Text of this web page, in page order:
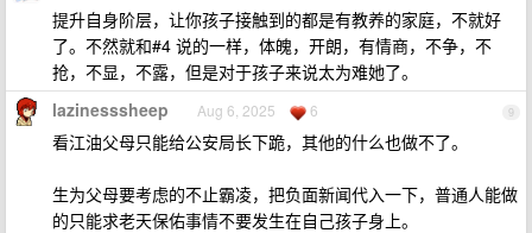
提升自身阶层，让你孩子接触到的都是有教养的家庭，不就好
了。不然就和#4 说的一样，体魄，开朗，有情商，不争，不
抢，不显，不露，但是对于孩子来说太为难她了。
9
lazinesssheep Aug 6, 2025 6
看江油父母只能给公安局长下跪，其他的什么也做不了。
生为父母要考虑的不止霸凌，把负面新闻代入一下，普通人能做
的只能求老天保佑事情不要发生在自己孩子身上。